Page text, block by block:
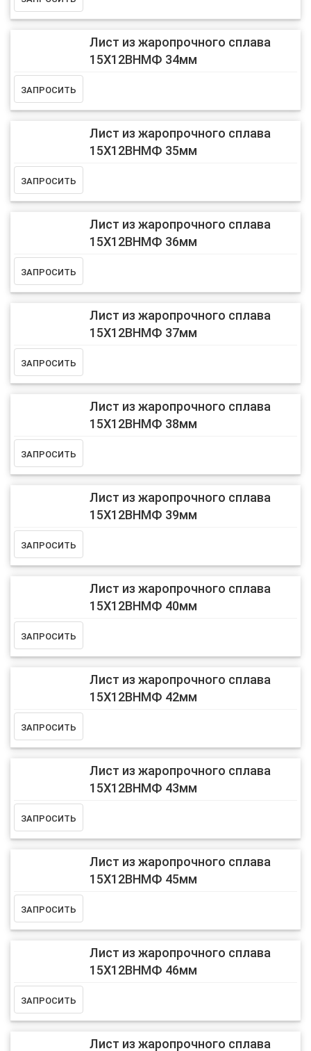
Лист из жаропрочного сплава
15Х12ВНМФ 34мм
Лист из жаропрочного сплава
15Х12ВНМФ 35мм
Лист из жаропрочного сплава
15Х12ВНМФ 36мм
Лист из жаропрочного сплава
15Х12ВНМФ 37мм
Лист из жаропрочного сплава
15Х12ВНМФ 38мм
Лист из жаропрочного сплава
15Х12ВНМФ 39мм
Лист из жаропрочного сплава
15Х12ВНМФ 40мм
Лист из жаропрочного сплава
15Х12ВНМФ 42мм
Лист из жаропрочного сплава
15Х12ВНМФ 43мм
Лист из жаропрочного сплава
15Х12ВНМФ 45мм
Лист из жаропрочного сплава
15Х12ВНМФ 46мм
Лист из жаропрочного сплава